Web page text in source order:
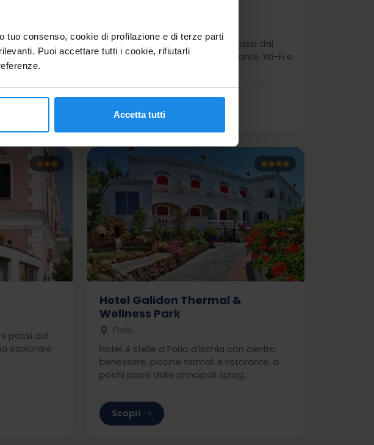
consenso, cookie di profilazione e di terze parti
Puoi accettare tutti i cookie, rifiutarli
Accetta tutti
centrale,
Hotel 4 stelle a Ischia, a pochi passi dal
centro, con piscine, spa e ristorante. Wi-Fi e
Scopri
passi dal
esplorare
Hotel Galidon Thermal &
Wellness Park
Forio
Hotel 4 stelle a Forio d'Ischia con centro
benessere, piscine termali e ristorante, a
pochi passi dalle principali spiag...
Scopri